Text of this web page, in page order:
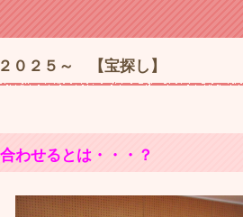
０２５～ 【宝探し】
わせるとは・・・？